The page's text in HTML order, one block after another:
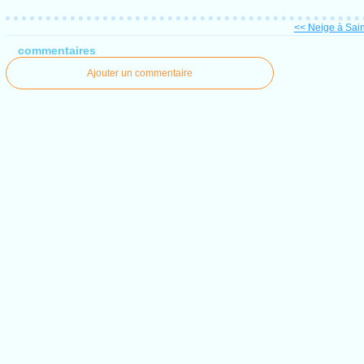
<< Neige à
commentaires
Ajouter un commentaire